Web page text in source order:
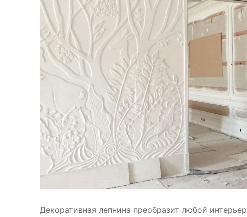
Декоративная лепнина преобразит любой